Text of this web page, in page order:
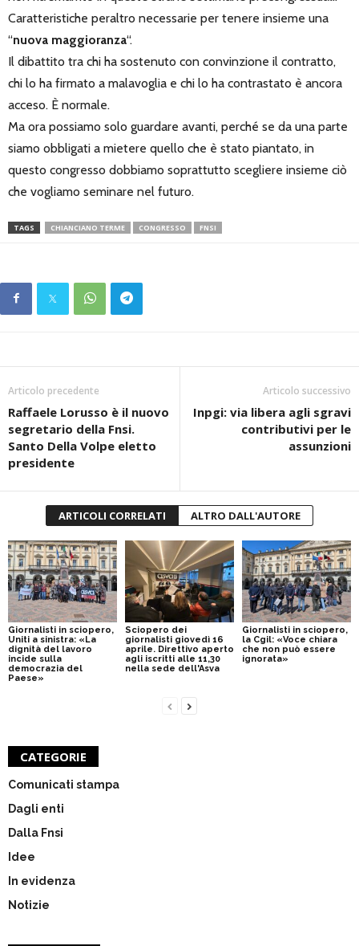
Caratteristiche peraltro necessarie per tenere insieme una
“nuova maggioranza“.
Il dibattito tra chi ha sostenuto con convinzione il contratto,
chi lo ha firmato a malavoglia e chi lo ha contrastato è ancora
acceso. È normale.
Ma ora possiamo solo guardare avanti, perché se da una parte
siamo obbligati a mietere quello che è stato piantato, in
questo congresso dobbiamo soprattutto scegliere insieme ciò
che vogliamo seminare nel futuro.
TAGS CHIANCIANO TERME CONGRESSO FNSI
Articolo precedente
Raffaele Lorusso è il nuovo
segretario della Fnsi.
Santo Della Volpe eletto
presidente
Articolo successivo
Inpgi: via libera agli sgravi
contributivi per le
assunzioni
ARTICOLI CORRELATI ALTRO DALL'AUTORE
Giornalisti in sciopero,
Uniti a sinistra: «La
dignità del lavoro
incide sulla
democrazia del
Paese»
Sciopero dei
giornalisti giovedì 16
aprile. Direttivo aperto
agli iscritti alle 11,30
nella sede dell'Asva
Giornalisti in sciopero,
la Cgil: «Voce chiara
che non può essere
ignorata»
CATEGORIE
Comunicati stampa
Dagli enti
Dalla Fnsi
Idee
In evidenza
Notizie